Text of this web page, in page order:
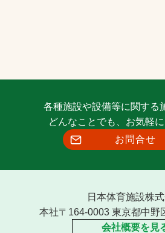
各種施設や設備等に関する
どんなことでも、お気軽
お問合せ
日本体育施設株
本社〒164-0003 東京都中野
会社概要を見